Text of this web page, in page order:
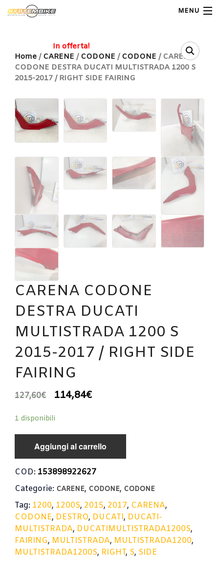
MENU
Home
Shop Ricambi
Note Generali
Carrello
Contatti
Home / CARENE / CODONE / CODONE / CARENA
CODONE DESTRA DUCATI MULTISTRADA 1200 S
2015-2017 / RIGHT SIDE FAIRING
In offerta!
CARENA CODONE
DESTRA DUCATI
MULTISTRADA 1200 S
2015-2017 / RIGHT SIDE
FAIRING
127,60€ 114,84€
1 disponibili
Aggiungi al carrello
COD: 153898922627
Categorie: CARENE, CODONE, CODONE
Tag: 1200, 1200S, 2015, 2017, CARENA,
CODONE, DESTRO, DUCATI, DUCATI-
MULTISTRADA, DUCATIMULTISTRADA1200S,
FAIRING, MULTISTRADA, MULTISTRADA1200,
MULTISTRADA1200S, RIGHT, S, SIDE